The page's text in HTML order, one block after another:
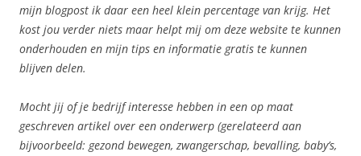
mijn blogpost ik daar een heel klein percentage van krijg. Het
kost jou verder niets maar helpt mij om deze website te kunnen
onderhouden en mijn tips en informatie gratis te kunnen
blijven delen.
Mocht jij of je bedrijf interesse hebben in een op maat
geschreven artikel over een onderwerp (gerelateerd aan
bijvoorbeeld: gezond bewegen, zwangerschap, bevalling, baby’s,